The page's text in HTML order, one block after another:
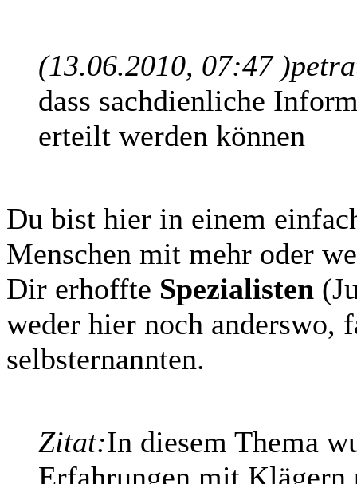
(13.06.2010, 07:47 )
dass sachdienliche
erteilt werden können
Du bist hier in einem
Menschen mit mehr oder
Dir erhoffte Spezialisten
weder hier noch anderswo,
selbsternannten.
Zitat:In diesem Thema
Erfahrungen mit Klägern